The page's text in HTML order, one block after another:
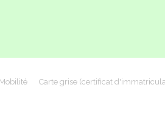
Carte grise (certificat